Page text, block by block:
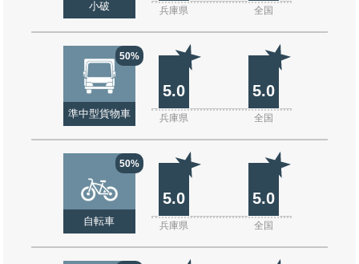
小破 兵庫県 全国
50%
準中型貨物車
5.0 5.0
兵庫県 全国
50%
自転車
5.0 5.0
兵庫県 全国